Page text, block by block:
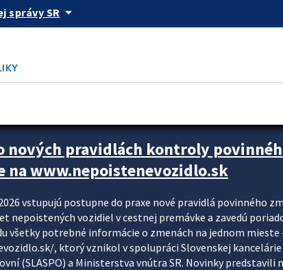
správy SR arrow_drop_down
o nových pravidlách kontroly
na www.nepoistenevozidlo.sk
vstupujú postupne do praxe nové pravidlá povinného
nepoistených vozidiel v cestnej premávke a zavedú
všetky potrebné informácie o zmenách na jednom
, ktorý vznikol v spolupráci Slovenskej
(SLASPO) a Ministerstva vnútra SR. Novinky predstavili